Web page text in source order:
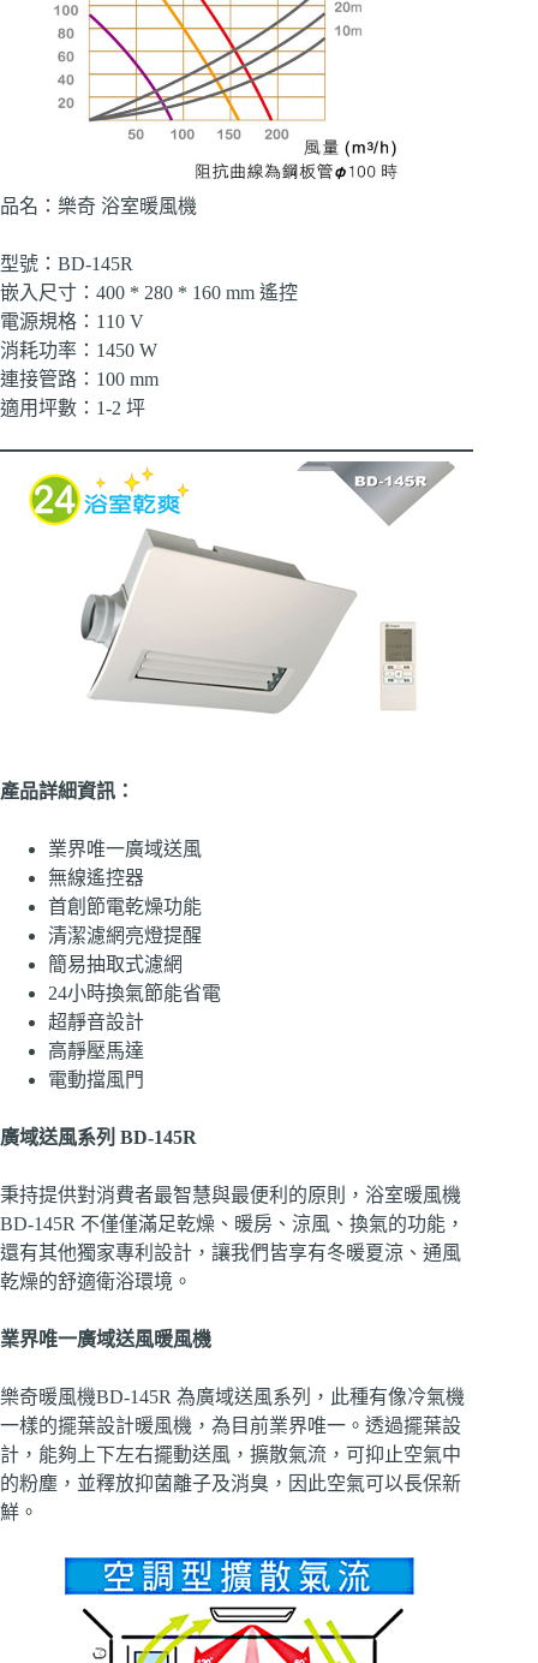
品名：樂奇 浴室暖風機
型號：BD-145R
嵌入尺寸：400 * 280 * 160 mm 遙控
電源規格：110 V
消耗功率：1450 W
連接管路：100 mm
適用坪數：1-2 坪
產品詳細資訊：
業界唯一廣域送風
無線遙控器
首創節電乾燥功能
清潔濾網亮燈提醒
簡易抽取式濾網
24小時換氣節能省電
超靜音設計
高靜壓馬達
電動擋風門
廣域送風系列 BD-145R
秉持提供對消費者最智慧與最便利的原則，浴室暖風機
BD-145R 不僅僅滿足乾燥、暖房、涼風、換氣的功能，
還有其他獨家專利設計，讓我們皆享有冬暖夏涼、通風
乾燥的舒適衛浴環境。
業界唯一廣域送風暖風機
樂奇暖風機BD-145R 為廣域送風系列，此種有像冷氣機
一樣的擺葉設計暖風機，為目前業界唯一。透過擺葉設
計，能夠上下左右擺動送風，擴散氣流，可抑止空氣中
的粉塵，並釋放抑菌離子及消臭，因此空氣可以長保新
鮮。